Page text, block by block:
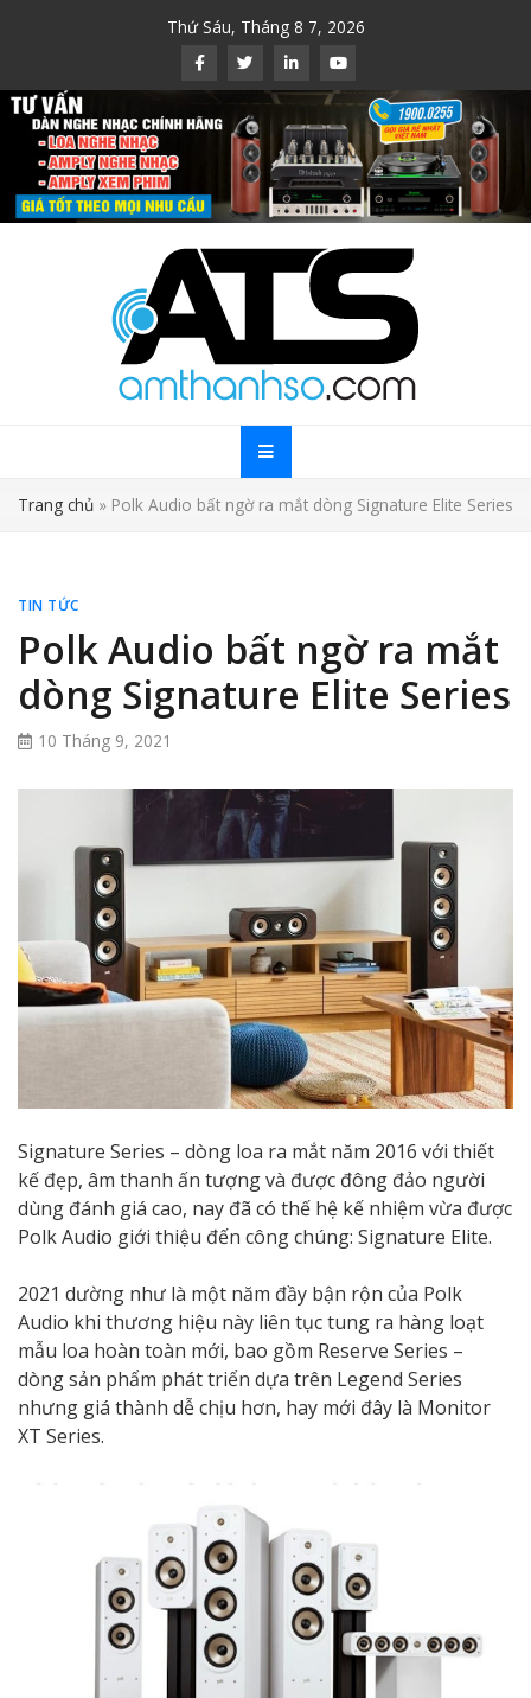
Thứ Sáu, Tháng 8 7, 2026
Trang chủ » Polk Audio bất ngờ ra mắt dòng Signature Elite Series
TIN TỨC
Polk Audio bất ngờ ra mắt
dòng Signature Elite Series
10 Tháng 9, 2021
Signature Series – dòng loa ra mắt năm 2016 với thiết
kế đẹp, âm thanh ấn tượng và được đông đảo người
dùng đánh giá cao, nay đã có thế hệ kế nhiệm vừa được
Polk Audio giới thiệu đến công chúng: Signature Elite.
2021 dường như là một năm đầy bận rộn của Polk
Audio khi thương hiệu này liên tục tung ra hàng loạt
mẫu loa hoàn toàn mới, bao gồm Reserve Series –
dòng sản phẩm phát triển dựa trên Legend Series
nhưng giá thành dễ chịu hơn, hay mới đây là Monitor
XT Series.